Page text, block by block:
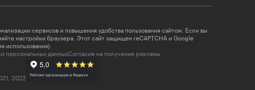
сервисов и повышения удобства пользования сайтом. Если вы
настройки браузера. Этот сайт защищен reCAPTCHA и Google
использования).
персональных данныхСогласие на получение рекламы
2022